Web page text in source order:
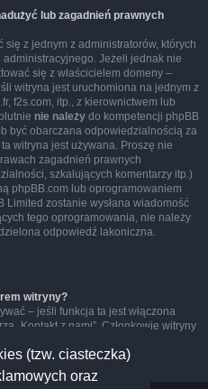
(tzw. ciasteczka)
oraz
lub zagadnień prawnych
z jednym z administratorów, których
Jeżeli jednak nie
się z właścicielem domeny –
witryna jest uruchomiona na jednym z
f2s.com, itp., z kierownictwem lub
nie należy do kompetencji phpBB
być obarczana odpowiedzialnością za
witryna jest używana. Proszę nie
zagadnień prawnych
szkalujących komentarzy itp.)
phpBB.com lub oprogramowaniem
Limited zostanie wysłana wiadomość
tego oprogramowania, nie należy
odpowiedź lakoniczna.
witryny?
– jeśli funkcja ta jest włączona
„Kontakt z nami”. Członkowie witryny